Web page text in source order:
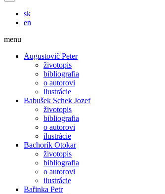
sk
en
menu
Augustovič Peter
životopis
bibliografia
o autorovi
ilustrácie
Babušek Schek Jozef
životopis
bibliografia
o autorovi
ilustrácie
Bachorík Otokar
životopis
bibliografia
o autorovi
ilustrácie
Bařinka Petr